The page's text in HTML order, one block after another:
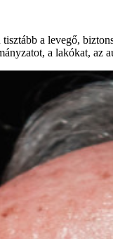
a levegő,
a lakókat, az